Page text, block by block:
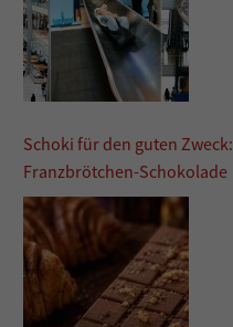
Schoki für den guten
Franzbrötchen-Schokolade